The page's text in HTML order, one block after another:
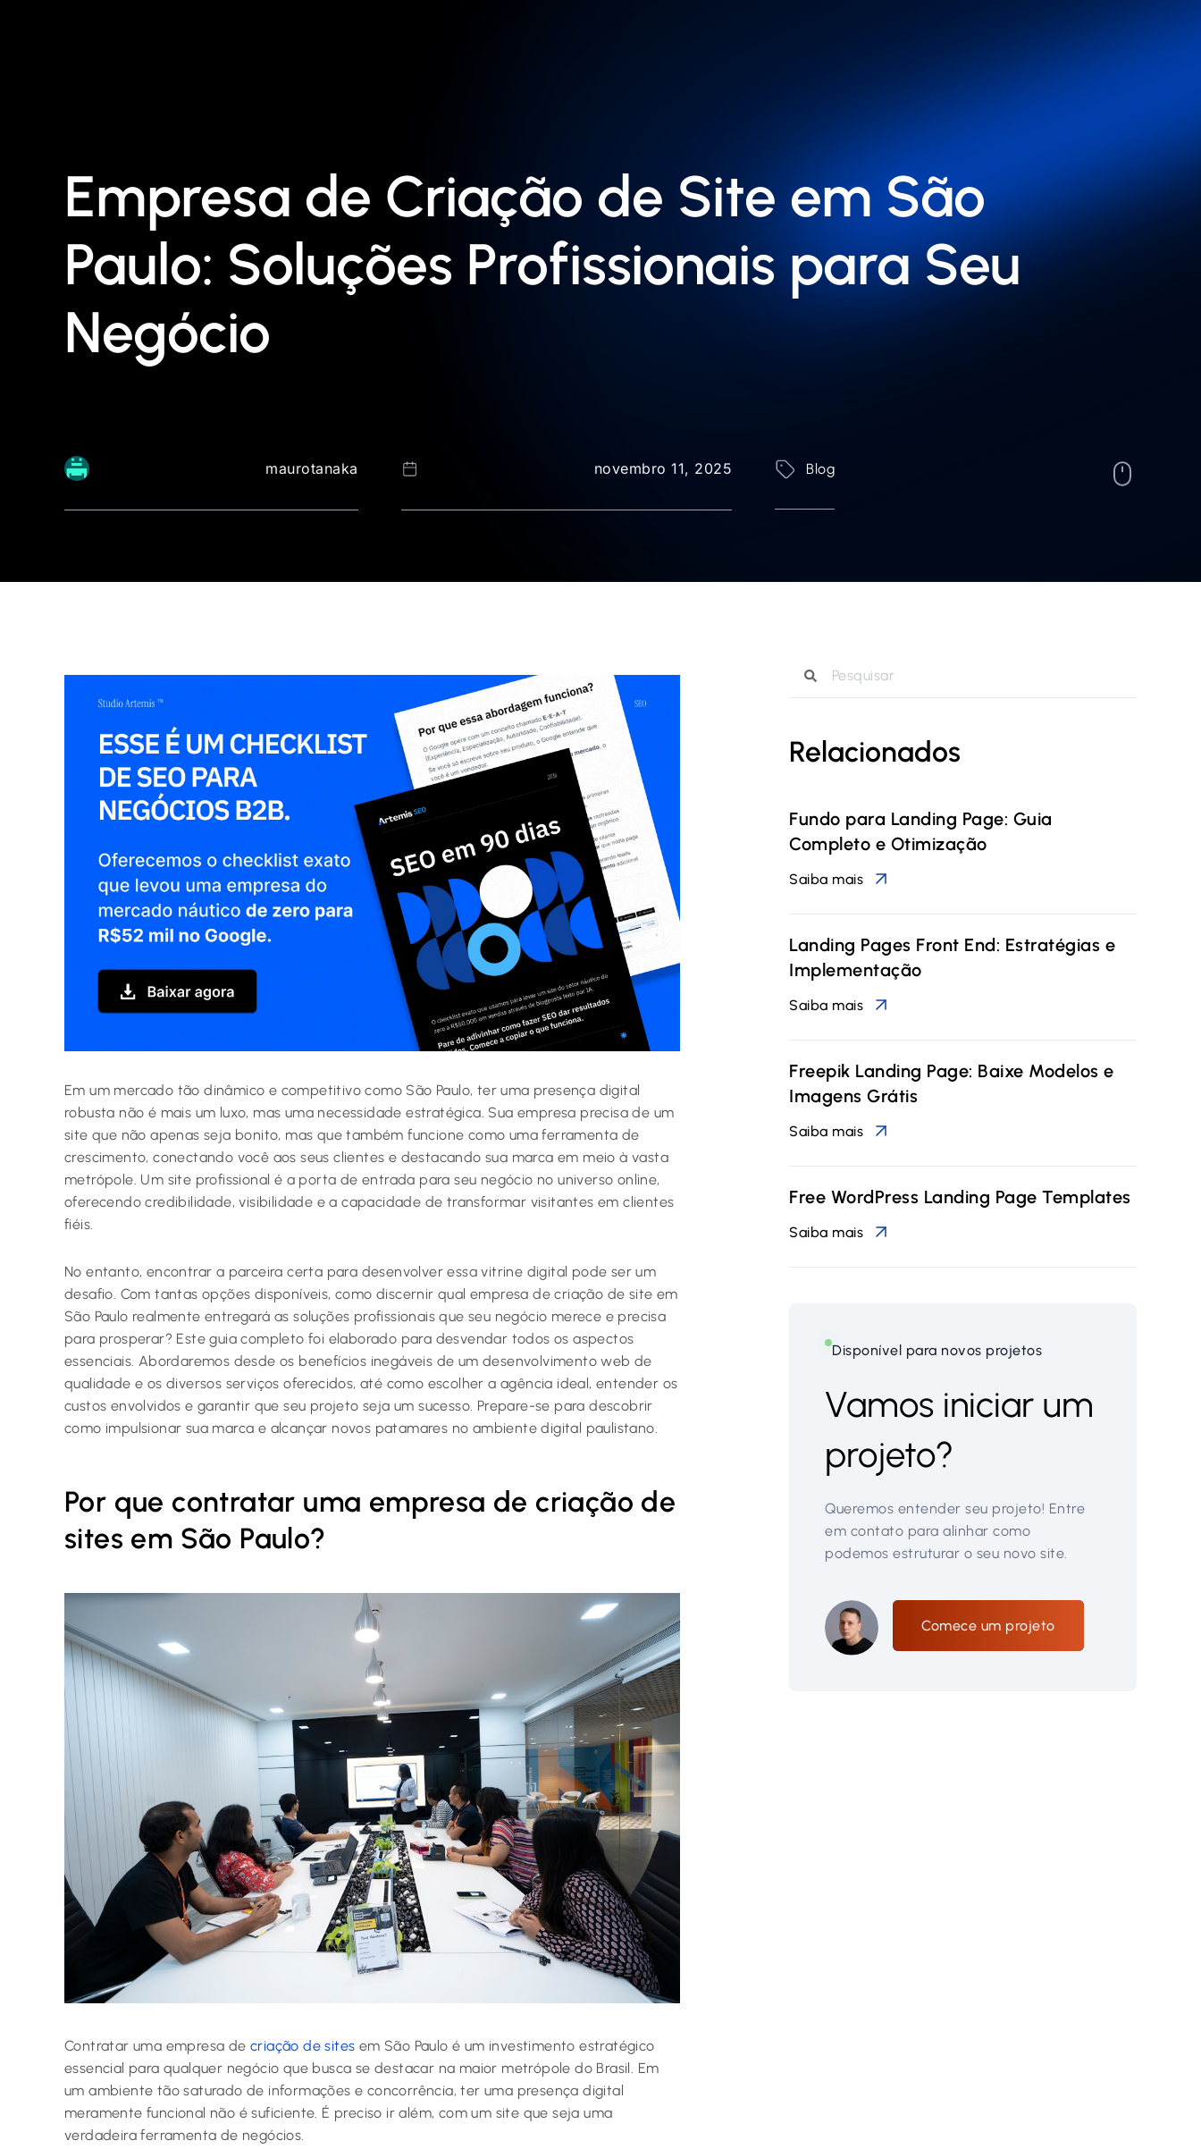
Empresa de Criação de Site em São
Paulo: Soluções Profissionais para Seu
Negócio
maurotanaka novembro 11, 2025 Blog
Em um mercado tão dinâmico e competitivo como São Paulo, ter uma presença digital
robusta não é mais um luxo, mas uma necessidade estratégica. Sua empresa precisa de um
site que não apenas seja bonito, mas que também funcione como uma ferramenta de
crescimento, conectando você aos seus clientes e destacando sua marca em meio à vasta
metrópole. Um site profissional é a porta de entrada para seu negócio no universo online,
oferecendo credibilidade, visibilidade e a capacidade de transformar visitantes em clientes
fiéis.
No entanto, encontrar a parceira certa para desenvolver essa vitrine digital pode ser um
desafio. Com tantas opções disponíveis, como discernir qual empresa de criação de site em
São Paulo realmente entregará as soluções profissionais que seu negócio merece e precisa
para prosperar? Este guia completo foi elaborado para desvendar todos os aspectos
essenciais. Abordaremos desde os benefícios inegáveis de um desenvolvimento web de
qualidade e os diversos serviços oferecidos, até como escolher a agência ideal, entender os
custos envolvidos e garantir que seu projeto seja um sucesso. Prepare-se para descobrir
como impulsionar sua marca e alcançar novos patamares no ambiente digital paulistano.
Por que contratar uma empresa de criação de
sites em São Paulo?
Contratar uma empresa de criação de sites em São Paulo é um investimento estratégico
essencial para qualquer negócio que busca se destacar na maior metrópole do Brasil. Em
um ambiente tão saturado de informações e concorrência, ter uma presença digital
meramente funcional não é suficiente. É preciso ir além, com um site que seja uma
verdadeira ferramenta de negócios.
Relacionados
Fundo para Landing Page: Guia
Completo e Otimização
Saiba mais
Landing Pages Front End: Estratégias e
Implementação
Saiba mais
Freepik Landing Page: Baixe Modelos e
Imagens Grátis
Saiba mais
Free WordPress Landing Page Templates
Saiba mais
Disponível para novos projetos
Vamos iniciar um
projeto?
Queremos entender seu projeto! Entre
em contato para alinhar como
podemos estruturar o seu novo site.
Comece um projeto